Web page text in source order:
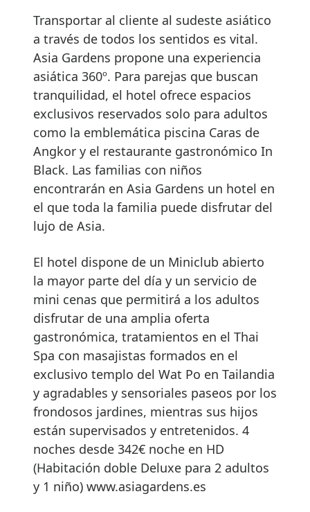
Transportar al cliente al sudeste asiático
a través de todos los sentidos es vital.
Asia Gardens propone una experiencia
asiática 360º. Para parejas que buscan
tranquilidad, el hotel ofrece espacios
exclusivos reservados solo para adultos
como la emblemática piscina Caras de
Angkor y el restaurante gastronómico In
Black. Las familias con niños
encontrarán en Asia Gardens un hotel en
el que toda la familia puede disfrutar del
lujo de Asia.
El hotel dispone de un Miniclub abierto
la mayor parte del día y un servicio de
mini cenas que permitirá a los adultos
disfrutar de una amplia oferta
gastronómica, tratamientos en el Thai
Spa con masajistas formados en el
exclusivo templo del Wat Po en Tailandia
y agradables y sensoriales paseos por los
frondosos jardines, mientras sus hijos
están supervisados y entretenidos. 4
noches desde 342€ noche en HD
(Habitación doble Deluxe para 2 adultos
y 1 niño) www.asiagardens.es